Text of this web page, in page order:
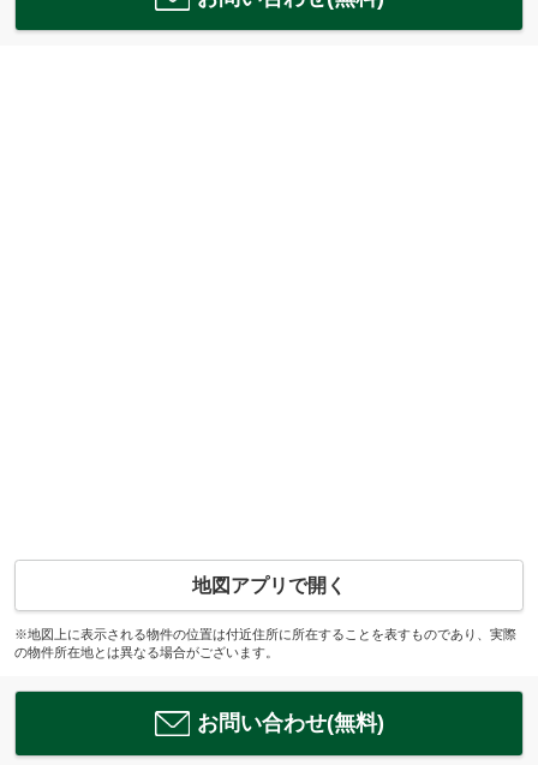
地図アプリで開く
※地図上に表示される物件の位置は付近住所に所在することを表すものであり、実際
の物件所在地とは異なる場合がございます。
お問い合わせ(無料)